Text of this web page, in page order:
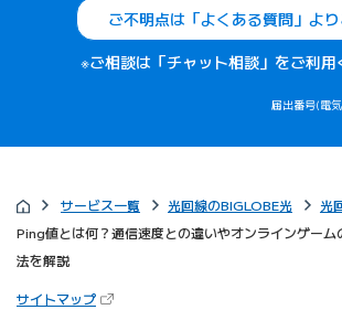
ご不明点は「よくある質問」よ
※ご相談は「チャット相談」をご利用
届出番号(電
サービス一覧 光回線のBIGLOBE光
光
Ping値とは何？通信速度との違いやオンラインゲーム
法を解説
サイトマップ（新しいタブで開きます）